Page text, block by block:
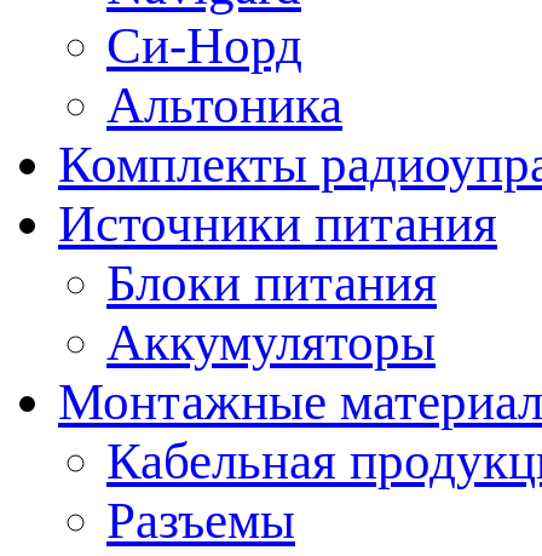
Си-Норд
Альтоника
Комплекты
Источники питания
Блоки питания
Аккумуляторы
Монтажные
Кабельная
Разъемы